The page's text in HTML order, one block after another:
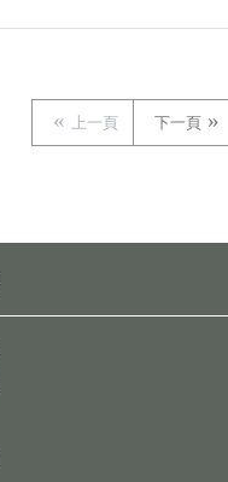
上一頁 下一頁